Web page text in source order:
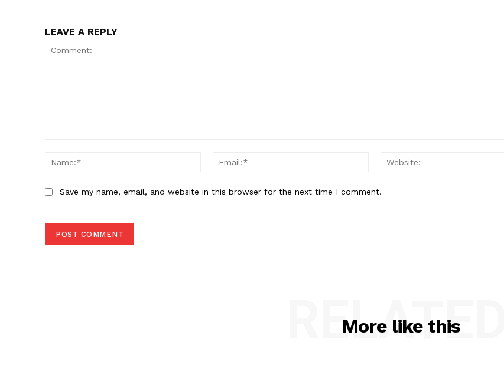
LEAVE A REPLY
Name:*
Email:*
Save my name, email, and website in this browser for the next time I comment.
More like this
RELATED